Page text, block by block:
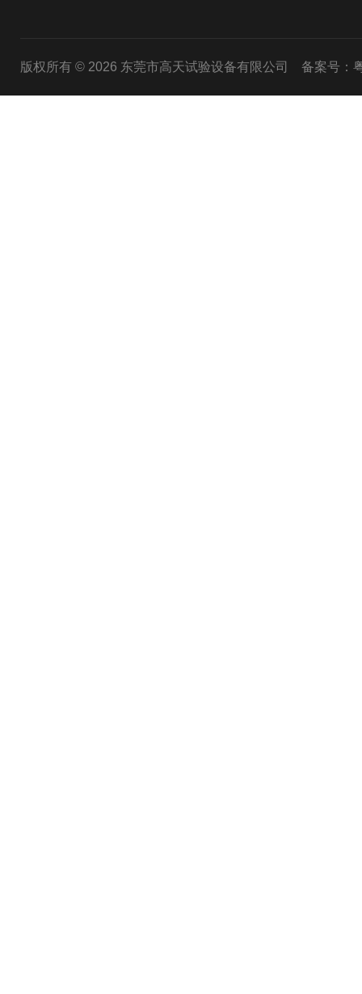
版权所有 © 2026 东莞市高天试验设备有限公司 备案号：